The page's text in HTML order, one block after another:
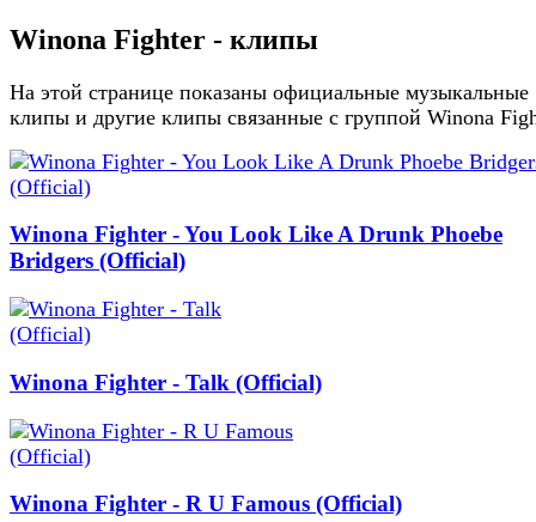
Winona Fighter - клипы
На этой странице показаны официальные музыкальные
клипы и другие клипы связанные с группой Winona
Winona Fighter - You Look Like A Drunk Phoebe
Bridgers (Official)
Winona Fighter - Talk (Official)
Winona Fighter - R U Famous (Official)